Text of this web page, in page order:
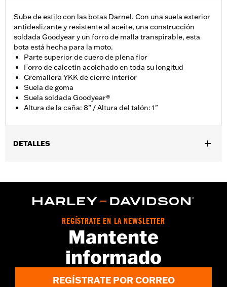
Sube de estilo con las botas Darnel. Con una suela exterior
antideslizante y resistente al aceite, una construcción
soldada Goodyear y un forro de malla transpirable, esta
bota está hecha para la moto.
Parte superior de cuero de plena flor
Forro de calcetín acolchado en toda su longitud
Cremallera YKK de cierre interior
Suela de goma
Suela soldada Goodyear®
Altura de la caña: 8” / Altura del talón: 1"
DETALLES
Características funcionales:ConstrucciÃ³n ribeteada
d.com/warrantypara más detalles
Importado
Dimension Description:
Altura de la caña: 8” / Altura del talón:
REGÍSTRATE EN LA NEWSLETTER
Mantente
informado
REGÍSTRATE POR CORREO